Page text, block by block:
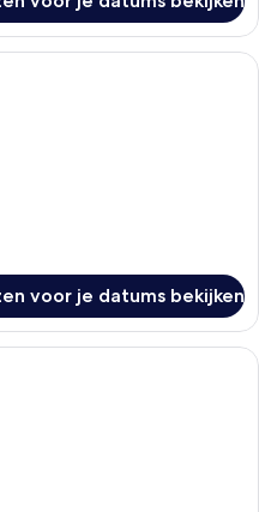
Een hotelkamer met een groot bed,
voor je datums bekijken
Een hotelkamer met een groot bed,